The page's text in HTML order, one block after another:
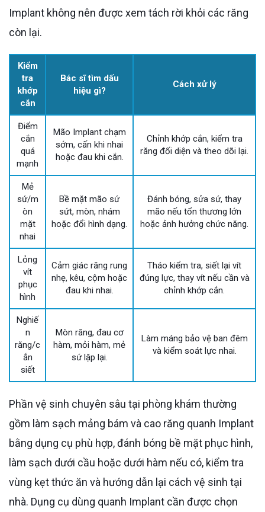
Implant không nên được xem tách rời khỏi các răng
còn lại.
Kiểm
tra
khớp
cắn
Bác sĩ tìm dấu
hiệu gì?
Cách xử lý
Điểm
cắn
quá
mạnh
Mão Implant chạm
sớm, cấn khi nhai
hoặc đau khi cắn.
Chỉnh khớp cắn, kiểm tra
răng đối diện và theo dõi lại.
Mẻ
sứ/m
òn
mặt
nhai
Bề mặt mão sứ
sứt, mòn, nhám
hoặc đổi hình dạng.
Đánh bóng, sửa sứ, thay
mão nếu tổn thương lớn
hoặc ảnh hưởng chức năng.
Lỏng
vít
phục
hình
Cảm giác răng rung
nhẹ, kêu, cộm hoặc
đau khi nhai.
Tháo kiểm tra, siết lại vít
đúng lực, thay vít nếu cần và
chỉnh khớp cắn.
Nghiế
n
răng/c
ắn
siết
Mòn răng, đau cơ
hàm, mỏi hàm, mẻ
sứ lặp lại.
Làm máng bảo vệ ban đêm
và kiểm soát lực nhai.
Phần vệ sinh chuyên sâu tại phòng khám thường
gồm làm sạch mảng bám và cao răng quanh Implant
bằng dụng cụ phù hợp, đánh bóng bề mặt phục hình,
làm sạch dưới cầu hoặc dưới hàm nếu có, kiểm tra
vùng kẹt thức ăn và hướng dẫn lại cách vệ sinh tại
nhà. Dụng cụ dùng quanh Implant cần được chọn